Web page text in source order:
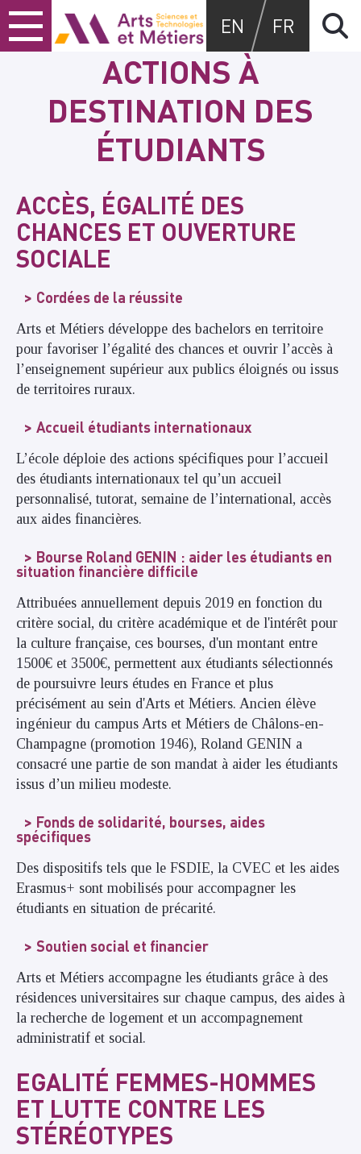
Skip
to
content
Skip
to
main
Skip
to
search
Arts et métiers
EN FR
ACTIONS À
DESTINATION DES
ÉTUDIANTS
ACCÈS, ÉGALITÉ DES
CHANCES ET OUVERTURE
SOCIALE
Cordées de la réussite
Arts et Métiers développe des bachelors en territoire
pour favoriser l’égalité des chances et ouvrir l’accès à
l’enseignement supérieur aux publics éloignés ou issus
de territoires ruraux.
Accueil étudiants internationaux
L’école déploie des actions spécifiques pour l’accueil
des étudiants internationaux tel qu’un accueil
personnalisé, tutorat, semaine de l’international, accès
aux aides financières.
Bourse Roland GENIN : aider les étudiants en
situation financière difficile
Attribuées annuellement depuis 2019 en fonction du
critère social, du critère académique et de l'intérêt pour
la culture française, ces bourses, d'un montant entre
1500€ et 3500€, permettent aux étudiants sélectionnés
de poursuivre leurs études en France et plus
précisément au sein d'Arts et Métiers. Ancien élève
ingénieur du campus Arts et Métiers de Châlons-en-
Champagne (promotion 1946), Roland GENIN a
consacré une partie de son mandat à aider les étudiants
issus d’un milieu modeste.
Fonds de solidarité, bourses, aides
spécifiques
Des dispositifs tels que le FSDIE, la CVEC et les aides
Erasmus+ sont mobilisés pour accompagner les
étudiants en situation de précarité.
Soutien social et financier
Arts et Métiers accompagne les étudiants grâce à des
résidences universitaires sur chaque campus, des aides à
la recherche de logement et un accompagnement
administratif et social.
EGALITÉ FEMMES-HOMMES
ET LUTTE CONTRE LES
STÉRÉOTYPES